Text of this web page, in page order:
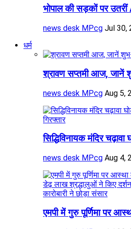
भोपाल की सड़कों पर
news desk MPcg Jul 30,
धर्म
श्रावण सप्तमी आज, जानें
news desk MPcg Aug 5,
सिद्धिविनायक मंदिर चढ़ावा
news desk MPcg Aug 4,
एमपी में गुरु पूर्णिमा पर